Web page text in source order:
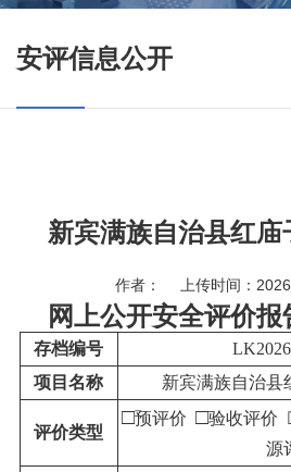
安评信息公开
新宾满族自治县红
作者： 上传时间：2026
网上公开安全评价
存档编号
项目名称
新宾满族自治县
评价类型
□预评价 □验收评价
源